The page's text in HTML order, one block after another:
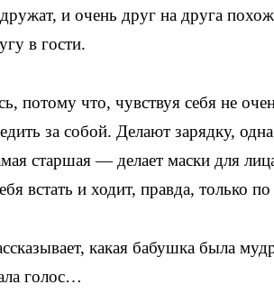
и очень друг на друга
в гости.
потому что, чувствуя себя не
за собой. Делают зарядку,
старшая — делает маски для
встать и ходит, правда, только
какая бабушка была
голос…